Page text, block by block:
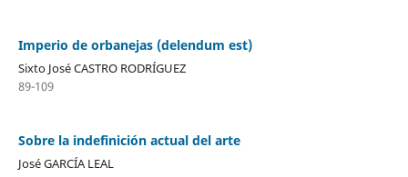
Imperio de orbanejas (delendum est)
Sixto José CASTRO RODRÍGUEZ
89-109
Sobre la indefinición actual del arte
José GARCÍA LEAL